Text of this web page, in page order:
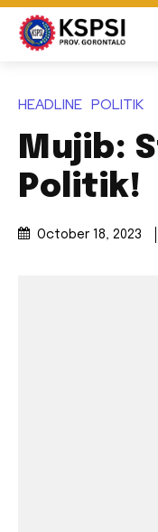
HEADLINE POLITIK
Mujib:
Politik!
October 18, 2023